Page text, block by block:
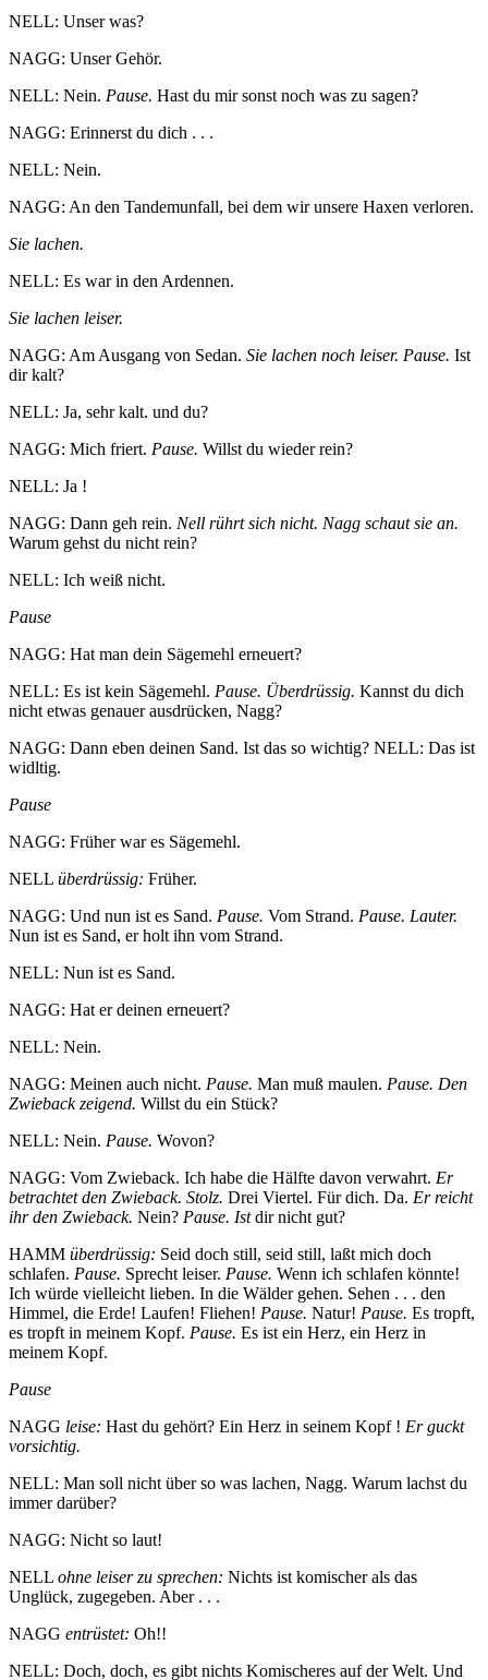
NELL: Unser was?
NAGG: Unser Gehör.
NELL: Nein. Pause. Hast du mir sonst noch was zu sagen?
NAGG: Erinnerst du dich . . .
NELL: Nein.
NAGG: An den Tandemunfall, bei dem wir unsere Haxen verloren.
Sie lachen.
NELL: Es war in den Ardennen.
Sie lachen leiser.
NAGG: Am Ausgang von Sedan. Sie lachen noch leiser. Pause. Ist
dir kalt?
NELL: Ja, sehr kalt. und du?
NAGG: Mich friert. Pause. Willst du wieder rein?
NELL: Ja !
NAGG: Dann geh rein. Nell rührt sich nicht. Nagg schaut sie an.
Warum gehst du nicht rein?
NELL: Ich weiß nicht.
Pause
NAGG: Hat man dein Sägemehl erneuert?
NELL: Es ist kein Sägemehl. Pause. Überdrüssig. Kannst du dich
nicht etwas genauer ausdrücken, Nagg?
NAGG: Dann eben deinen Sand. Ist das so wichtig? NELL: Das ist
widltig.
Pause
NAGG: Früher war es Sägemehl.
NELL überdrüssig: Früher.
NAGG: Und nun ist es Sand. Pause. Vom Strand. Pause. Lauter.
Nun ist es Sand, er holt ihn vom Strand.
NELL: Nun ist es Sand.
NAGG: Hat er deinen erneuert?
NELL: Nein.
NAGG: Meinen auch nicht. Pause. Man muß maulen. Pause. Den
Zwieback zeigend. Willst du ein Stück?
NELL: Nein. Pause. Wovon?
NAGG: Vom Zwieback. Ich habe die Hälfte davon verwahrt. Er
betrachtet den Zwieback. Stolz. Drei Viertel. Für dich. Da. Er reicht
ihr den Zwieback. Nein? Pause. Istdir nicht gut?
HAMM überdrüssig: Seid doch still, seid still, laßt mich doch
schlafen. Pause. Sprecht leiser. Pause. Wenn ich schlafen könnte!
Ich würde vielleicht lieben. In die Wälder gehen. Sehen . . . den
Himmel, die Erde! Laufen! Fliehen! Pause. Natur! Pause. Es tropft,
es tropft in meinem Kopf. Pause. Es ist ein Herz, ein Herz in
meinem Kopf.
Pause
NAGG leise: Hast du gehört? Ein Herz in seinem Kopf ! Er guckt
vorsichtig.
NELL: Man soll nicht über so was lachen, Nagg. Warum lachst du
immer darüber?
NAGG: Nicht so laut!
NELL ohne leiser zu sprechen: Nichts ist komischer als das
Unglück, zugegeben. Aber . . .
NAGG entrüstet: Oh!!
NELL: Doch, doch, es gibt nichts Komischeres auf der Welt. Und